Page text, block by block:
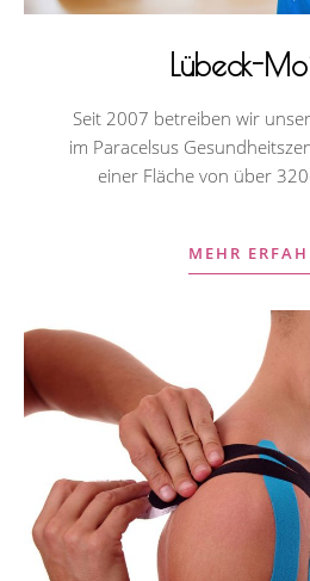
Lübeck-
Seit 2007 betreiben wir
im Paracelsus
einer Fläche von über
MEHR